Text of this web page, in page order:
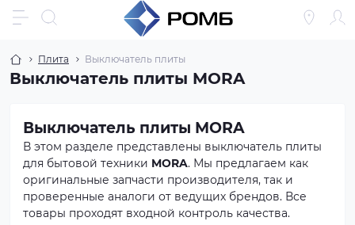
Плита Выключатель плиты
Выключатель плиты MORA
Выключатель плиты MORA
В этом разделе представлены выключатель плиты
для бытовой техники MORA. Мы предлагаем как
оригинальные запчасти производителя, так и
проверенные аналоги от ведущих брендов. Все
товары проходят входной контроль качества.